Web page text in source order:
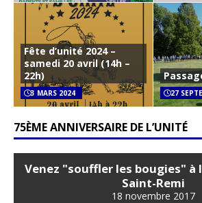
Fête d’unité 2024 –
samedi 20 avril (14h –
22h)
3 MARS 2024 27
75ÈME ANNIVERSAIRE DE L’UNITÉ
Venez "souffler les bougies" à
Saint-Remi
18 novembre 2017